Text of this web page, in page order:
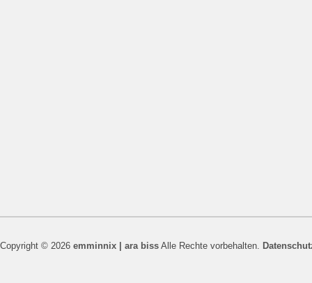
Copyright © 2026 emminnix | ara biss Alle Rechte vorbehalten.